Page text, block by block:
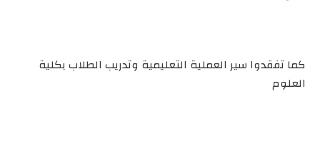
كما تفقدوا سير العملية التعليمية وتدريب الطلاب بكلية
العلوم